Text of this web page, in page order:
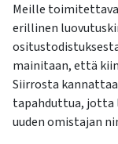
Meille
erillinen
mainitaan, että
Siirrosta
tapahduttua, jotta
uuden omistajan